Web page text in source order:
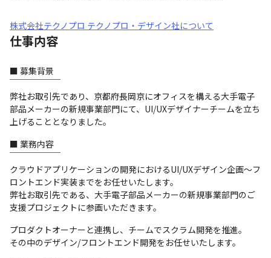
株式会社テクノプロ テクノプロ・デザイン社について
仕事内容
■ 募集背景
￣￣￣￣￣￣
弊社お取引先であり、京都府長岡京にオフィスを構える大手電子
部品メーカーの新規事業部門にて、UI/UXデザイナーチームを立ち
上げることとなりました。
■ 業務内容
￣￣￣￣￣￣
クラウドアプリケーションの開発におけるUI/UXデザイン企画～フ
ロントエンド実装までをお任せいたします。
弊社お取引先である、大手電子部品メーカーの新規事業部門のご
支援プロジェクトに参画いただきます。
プロダクトオーナーと連携し、チームでスクラム開発を推進。
その中のデザイン/フロントエンド開発をお任せいたします。